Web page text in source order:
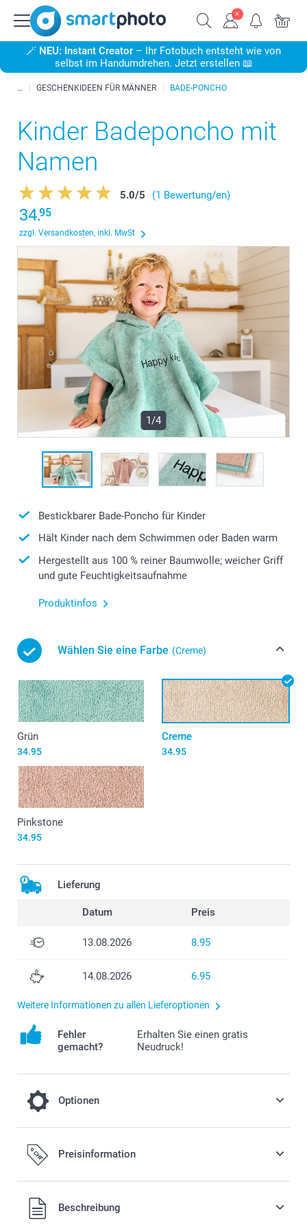
🪄 NEU: Instant Creator – Ihr Fotobuch entsteht wie von
selbst im Handumdrehen. Jetzt erstellen 📖
GESCHENKIDEEN FÜR MÄNNER BADE-PONCHO
Kinder Badeponcho mit
Namen
5.0/5 (1 Bewertung/en)
34.95
zzgl. Versandkosten, inkl. MwSt
1/4
Bestickbarer Bade-Poncho für Kinder
Hält Kinder nach dem Schwimmen oder Baden warm
Hergestellt aus 100 % reiner Baumwolle; weicher Griff
und gute Feuchtigkeitsaufnahme
Produktinfos
Wählen Sie eine Farbe (Creme)
Grün
34.95
Creme
34.95
Pinkstone
34.95
Lieferung
Datum Preis
13.08.2026 8.95
14.08.2026 6.95
Weitere Informationen zu allen Lieferoptionen
Fehler
gemacht?
Erhalten Sie einen gratis
Neudruck!
Optionen
Fügen Sie Ihrer Bestellung eine Miffy
Spardose hinzu
19.95/Stück
Preisinformation
Alle Preise verstehen sich in Schweizer Franken (CHF) inkl.
MwSt. und zzgl. Versandkosten.
Beschreibung